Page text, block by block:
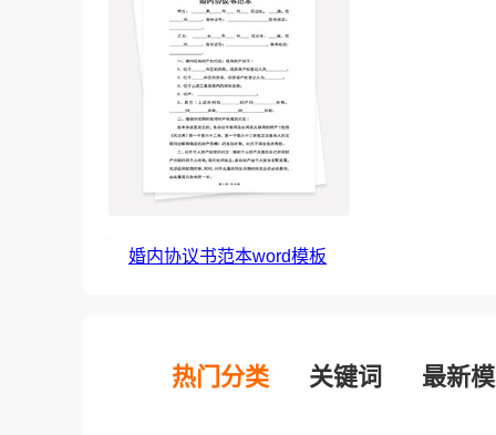
婚内协议书范本word模板
热门分类 关键词 最新